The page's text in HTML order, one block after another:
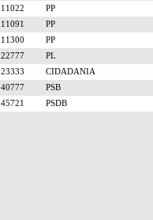
11022
PP
11091
PP
11300
PP
22777
PL
23333
CIDADANIA
40777
PSB
45721 PSDB